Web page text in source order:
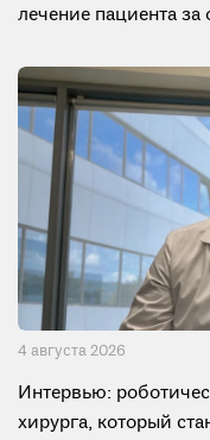
лечение пациента
4 августа 2026
Интервью:
хирурга, который